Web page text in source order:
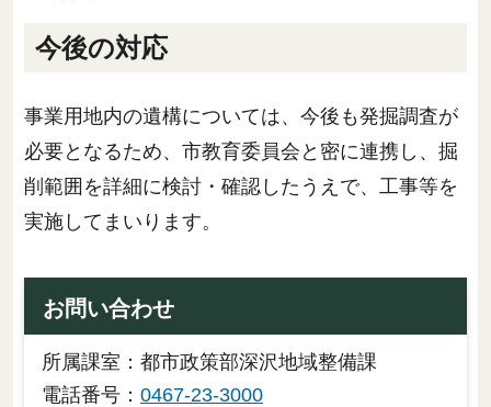
今後の対応
事業用地内の遺構については、今後も発掘調査が
必要となるため、市教育委員会と密に連携し、掘
削範囲を詳細に検討・確認したうえで、工事等を
実施してまいります。
お問い合わせ
所属課室：都市政策部深沢地域整備課
電話番号： 0467-23-3000